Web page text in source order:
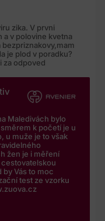
zika. V prvni
a v polovine kvetna
je plod v poradku?
za odpoved
Maledivách bylo
k početí je u
u muže je to však
žen je i měření
Vás to moc
test ze vzorku